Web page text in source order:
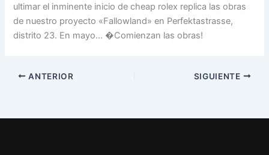
ultimar el inminente inicio de cheap rolex replica las obras
de nuestro proyecto «Fallowland» en Perfektastrasse,
distrito 23. En mayo… �Comienzan las obras!
ANTERIOR SIGUIENTE